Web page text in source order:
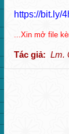
https://bit.ly/
...Xin mở file
Tác giả: Lm.